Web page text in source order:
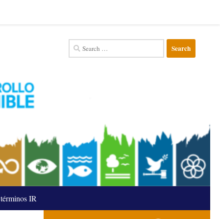
Search
for:
términos IR